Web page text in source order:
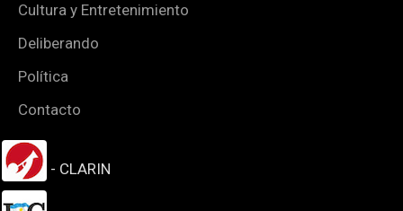
Cultura y Entretenimiento
Deliberando
Política
Contacto
- CLARIN